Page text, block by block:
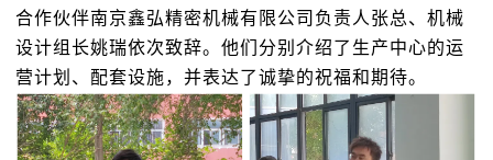
合作伙伴南京鑫弘精密机械有限公司负责人张总、机械
设计组长姚瑞依次致辞。他们分别介绍了生产中心的运
营计划、配套设施，并表达了诚挚的祝福和期待。